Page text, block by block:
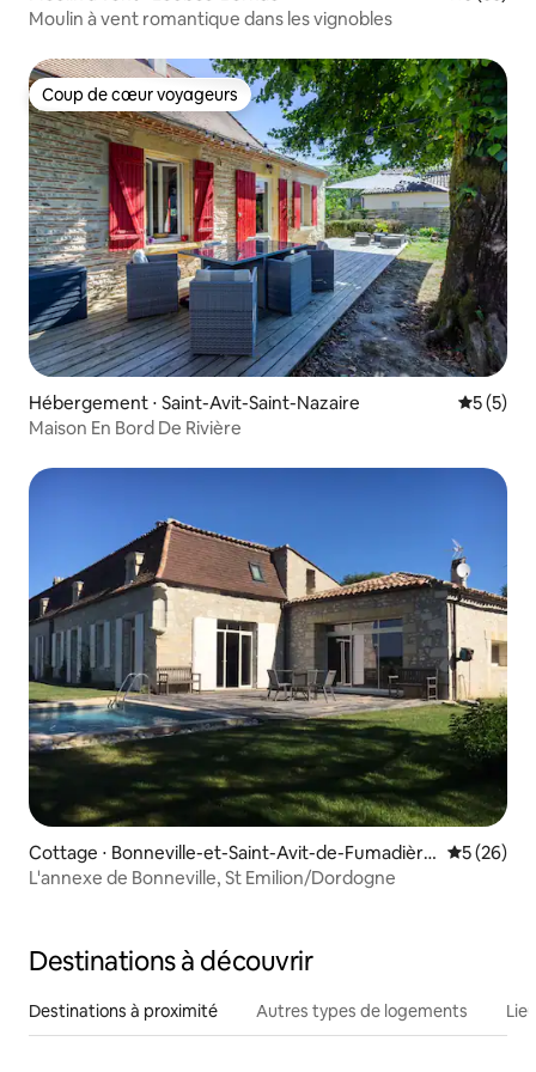
Moulin à vent romantique dans les vignobles
Coup de cœur voyageurs
Coup de cœur voyageurs
Hébergement ⋅ Saint-Avit-Saint-Nazaire
5 (5)
Maison En Bord De Rivière
Cottage ⋅ Bonneville-et-Saint-Avit-de-Fumadière
s
5 (26)
L'annexe de Bonneville, St Emilion/Dordogne
Destinations à découvrir
Destinations à proximité Autres types de logements